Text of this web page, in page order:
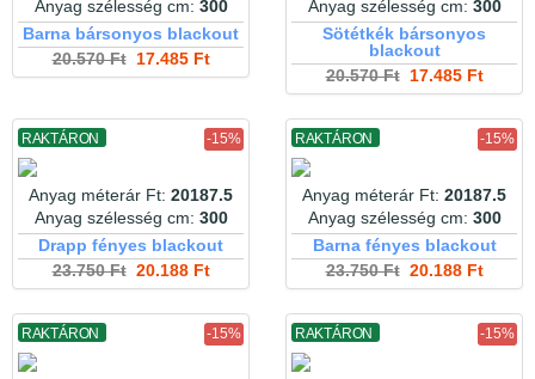
Anyag szélesség cm: 300
Barna bársonyos blackout
20.570 Ft17.485 Ft
Anyag szélesség cm: 300
Sötétkék bársonyos
blackout
20.570 Ft17.485 Ft
RAKTÁRON -15%
Anyag méterár Ft: 20187.5
Anyag szélesség cm: 300
Drapp fényes blackout
23.750 Ft20.188 Ft
RAKTÁRON -15%
Anyag méterár Ft: 20187.5
Anyag szélesség cm: 300
Barna fényes blackout
23.750 Ft20.188 Ft
RAKTÁRON -15% RAKTÁRON -15%